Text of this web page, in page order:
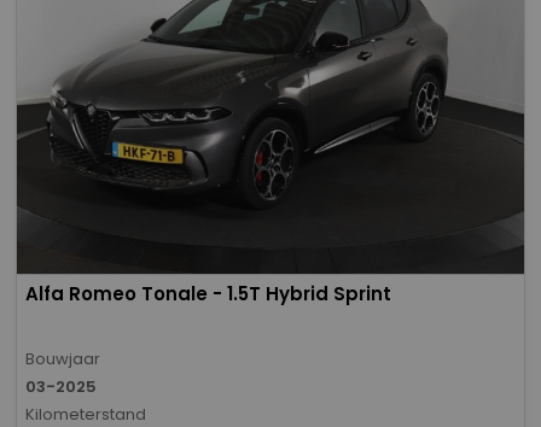
Alfa Romeo Tonale - 1.5T Hybrid Sprint
Bouwjaar
03-2025
Kilometerstand